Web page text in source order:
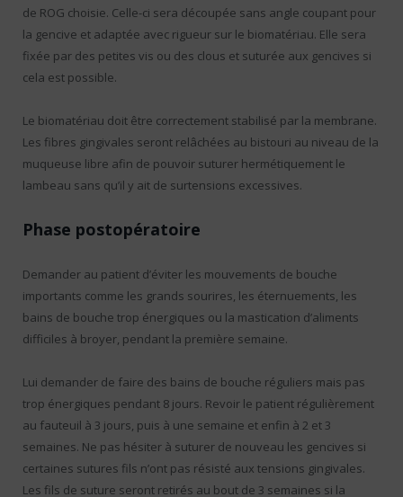
de ROG choisie. Celle-ci sera découpée sans angle coupant pour
la gencive et adaptée avec rigueur sur le biomatériau. Elle sera
fixée par des petites vis ou des clous et suturée aux gencives si
cela est possible.
Le biomatériau doit être correctement stabilisé par la membrane.
Les fibres gingivales seront relâchées au bistouri au niveau de la
muqueuse libre afin de pouvoir suturer hermétiquement le
lambeau sans qu’il y ait de surtensions excessives.
Phase postopératoire
Demander au patient d’éviter les mouvements de bouche
importants comme les grands sourires, les éternuements, les
bains de bouche trop énergiques ou la mastication d’aliments
difficiles à broyer, pendant la première semaine.
Lui demander de faire des bains de bouche réguliers mais pas
trop énergiques pendant 8 jours. Revoir le patient régulièrement
au fauteuil à 3 jours, puis à une semaine et enfin à 2 et 3
semaines. Ne pas hésiter à suturer de nouveau les gencives si
certaines sutures fils n’ont pas résisté aux tensions gingivales.
Les fils de suture seront retirés au bout de 3 semaines si la